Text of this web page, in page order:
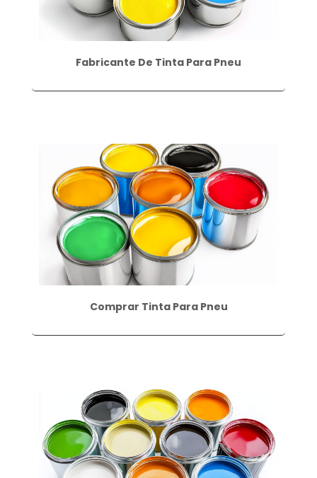
Fabricante De Tinta Para Pneu
Comprar Tinta Para Pneu